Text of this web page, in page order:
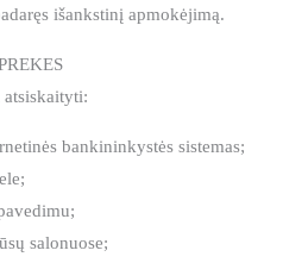
išankstinį apmokėjimą.
bankininkystės sistemas;
salonuose;